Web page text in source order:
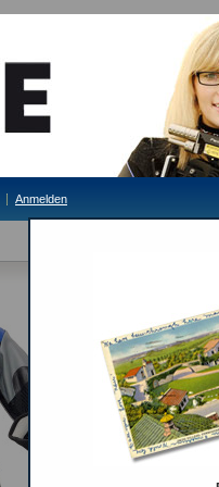
Anmelden
Lieferzeit: 3 - 5
319,00 €
Inkl. 19% MwSt.
Seite drucken